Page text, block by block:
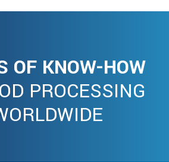
OF KNOW-HOW
PROCESSING